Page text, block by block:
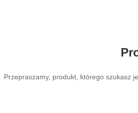
Przepraszamy, produkt, którego szukasz